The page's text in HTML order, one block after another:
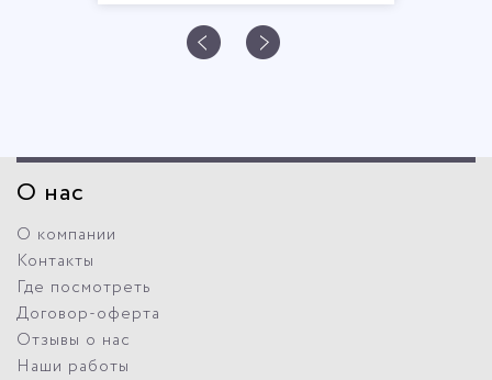
О нас
О компании
Контакты
Где посмотреть
Договор-оферта
Отзывы о нас
Наши работы